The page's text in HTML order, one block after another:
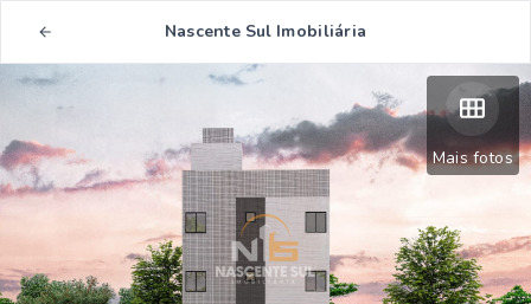
Nascente Sul Imobiliária
Mais fotos